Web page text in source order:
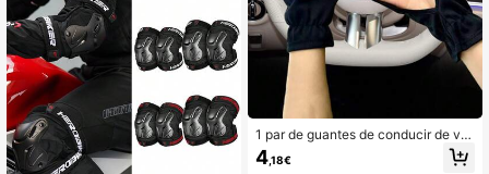
1 par de guantes de conducir de ver
ano con protección UV para ciclism
o al aire libre, ajuste holgado, antide
4,18€